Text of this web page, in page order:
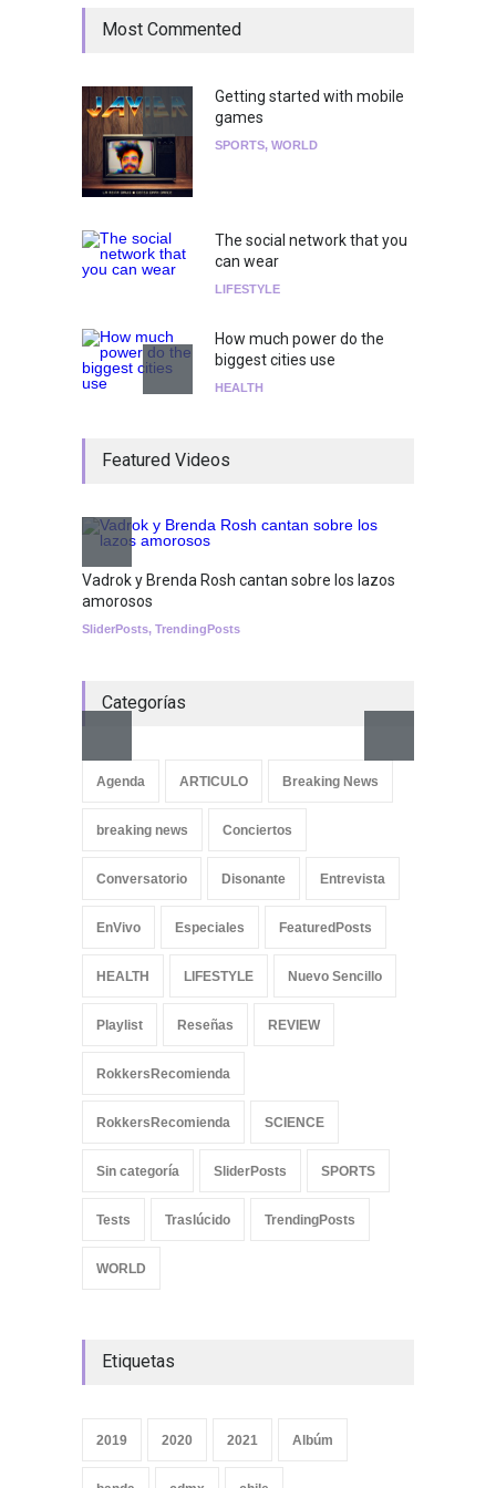
Most Commented
Getting started with mobile
games
SPORTS, WORLD
The social network that you
can wear
LIFESTYLE
How much power do the
biggest cities use
HEALTH
el show de Richie O'Farrill
becoming a reality
Featured Videos
Vadrok y Brenda Rosh cantan sobre los lazos
amorosos
SliderPosts, TrendingPosts
Categorías
Agenda ARTICULO Breaking News
breaking news Conciertos
Conversatorio Disonante Entrevista
EnVivo Especiales FeaturedPosts
HEALTH LIFESTYLE Nuevo Sencillo
Playlist Reseñas REVIEW
RokkersRecomienda
RokkersRecomienda SCIENCE
Sin categoría SliderPosts SPORTS
Tests Traslúcido TrendingPosts
WORLD
Etiquetas
2019 2020 2021 Albúm